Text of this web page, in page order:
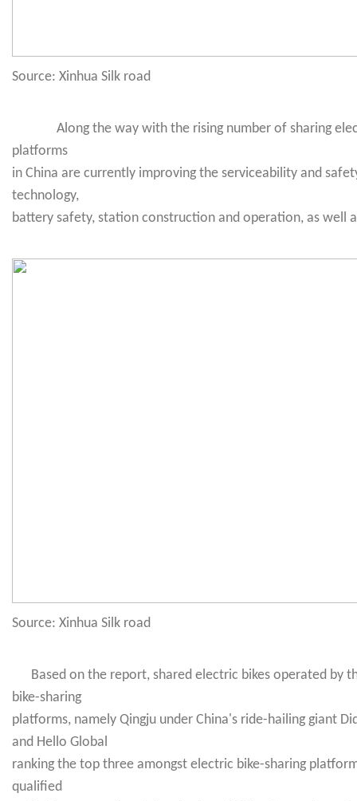
Source: Xinhua Silk road
Along the way with the rising number of sharing
platforms
in China are currently improving the serviceability and
technology,
battery safety, station construction and operation, as well
Source: Xinhua Silk road
Based on the report, shared electric bikes operated by
bike-sharing
platforms, namely Qingju under China's ride-hailing giant
and Hello Global
ranking the top three amongst electric bike-sharing
qualified